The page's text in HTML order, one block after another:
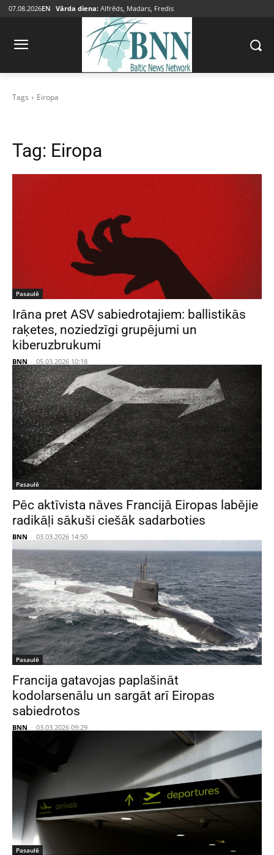
07.08.2026EN Vārda diena: Alfrēds, Madars, Fredis
Tags Eiropa
Tag: Eiropa
Pasaulē
Irāna pret ASV sabiedrotajiem: ballistikās
raķetes, noziedzīgi grupējumi un
kiberuzbrukumi
BNN - 05.03.2026 10:18
Pasaulē
Pēc aktīvista nāves Francijā Eiropas labējie
radikāļi sākuši ciešāk sadarboties
BNN - 03.03.2026 14:50
Pasaulē
Francija gatavojas paplašināt
kodolarsenālu un sargāt arī Eiropas
sabiedrotos
BNN - 03.03.2026 09:29
Pasaulē